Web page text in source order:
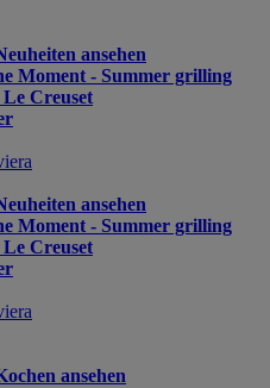
ansehen
Moment - Summer grilling
Creuset
ansehen
Moment - Summer grilling
Creuset
ansehen